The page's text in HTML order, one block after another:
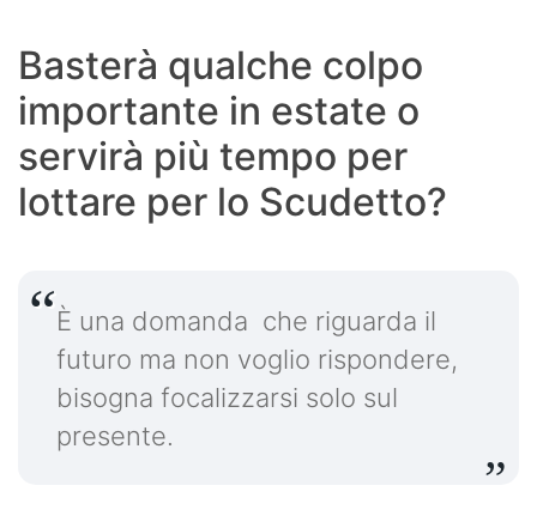
Basterà qualche colpo
importante in estate o
servirà più tempo per
lottare per lo Scudetto?
È una domanda che riguarda il
futuro ma non voglio rispondere,
bisogna focalizzarsi solo sul
presente.